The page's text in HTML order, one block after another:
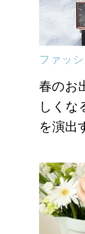
ファッ
春のお
しくな
を演出